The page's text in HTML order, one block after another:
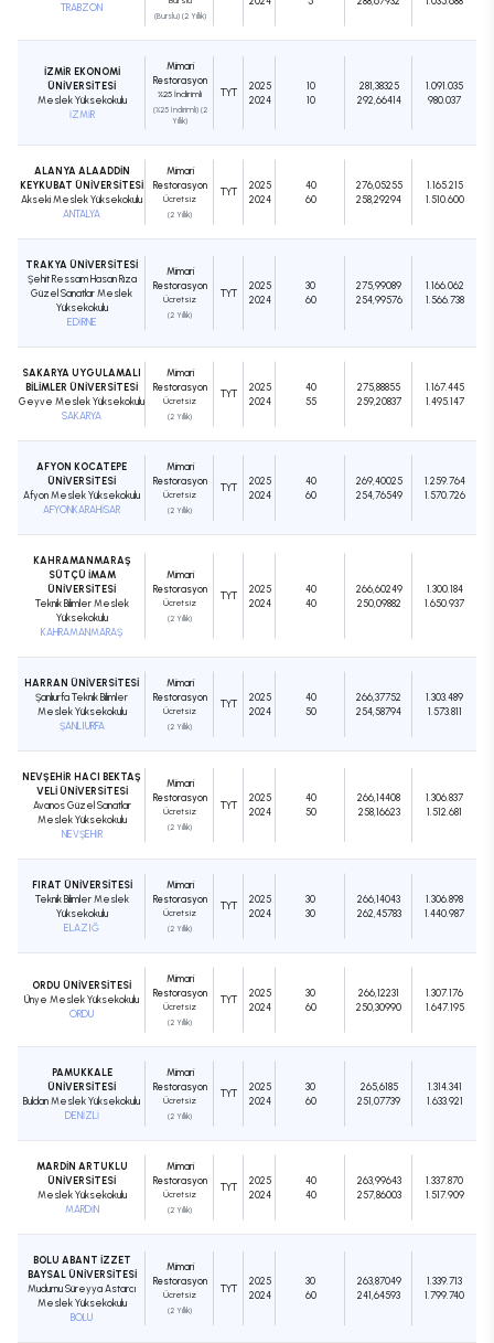
TRABZON
(Burslu) (2 Yıllık)
İZMİR EKONOMİ
ÜNİVERSİTESİ
Meslek Yüksekokulu
İZMİR
Mimari
Restorasyon
%25 İndirimli
(%25 İndirimli) (2
Yıllık)
TYT
2025
2024
10
10
281,38325
292,66414
1.091.035
980.037
ALANYA ALAADDİN
KEYKUBAT ÜNİVERSİTESİ
Akseki Meslek Yüksekokulu
ANTALYA
Mimari
Restorasyon
Ücretsiz
(2 Yıllık)
TYT
2025
2024
40
60
276,05255
258,29294
1.165.215
1.510.600
TRAKYA ÜNİVERSİTESİ
Şehit Ressam Hasan Rıza
Güzel Sanatlar Meslek
Yüksekokulu
EDİRNE
Mimari
Restorasyon
Ücretsiz
(2 Yıllık)
TYT
2025
2024
30
60
275,99089
254,99576
1.166.062
1.566.738
SAKARYA UYGULAMALI
BİLİMLER ÜNİVERSİTESİ
Geyve Meslek Yüksekokulu
SAKARYA
Mimari
Restorasyon
Ücretsiz
(2 Yıllık)
TYT
2025
2024
40
55
275,88855
259,20837
1.167.445
1.495.147
AFYON KOCATEPE
ÜNİVERSİTESİ
Afyon Meslek Yüksekokulu
AFYONKARAHİSAR
Mimari
Restorasyon
Ücretsiz
(2 Yıllık)
TYT
2025
2024
40
60
269,40025
254,76549
1.259.764
1.570.726
KAHRAMANMARAŞ
SÜTÇÜ İMAM
ÜNİVERSİTESİ
Teknik Bilimler Meslek
Yüksekokulu
KAHRAMANMARAŞ
Mimari
Restorasyon
Ücretsiz
(2 Yıllık)
TYT
2025
2024
40
40
266,60249
250,09882
1.300.184
1.650.937
HARRAN ÜNİVERSİTESİ
Şanlıurfa Teknik Bilimler
Meslek Yüksekokulu
ŞANLIURFA
Mimari
Restorasyon
Ücretsiz
(2 Yıllık)
TYT
2025
2024
40
50
266,37752
254,58794
1.303.489
1.573.811
NEVŞEHİR HACI BEKTAŞ
VELİ ÜNİVERSİTESİ
Avanos Güzel Sanatlar
Meslek Yüksekokulu
NEVŞEHİR
Mimari
Restorasyon
Ücretsiz
(2 Yıllık)
TYT
2025
2024
40
50
266,14408
258,16623
1.306.837
1.512.681
FIRAT ÜNİVERSİTESİ
Teknik Bilimler Meslek
Yüksekokulu
ELAZIĞ
Mimari
Restorasyon
Ücretsiz
(2 Yıllık)
TYT
2025
2024
30
30
266,14043
262,45783
1.306.898
1.440.987
ORDU ÜNİVERSİTESİ
Ünye Meslek Yüksekokulu
ORDU
Mimari
Restorasyon
Ücretsiz
(2 Yıllık)
TYT
2025
2024
30
60
266,12231
250,30990
1.307.176
1.647.195
PAMUKKALE
ÜNİVERSİTESİ
Buldan Meslek Yüksekokulu
DENİZLİ
Mimari
Restorasyon
Ücretsiz
(2 Yıllık)
TYT
2025
2024
30
60
265,6185
251,07739
1.314.341
1.633.921
MARDİN ARTUKLU
ÜNİVERSİTESİ
Meslek Yüksekokulu
MARDİN
Mimari
Restorasyon
Ücretsiz
(2 Yıllık)
TYT
2025
2024
40
40
263,99643
257,86003
1.337.870
1.517.909
BOLU ABANT İZZET
BAYSAL ÜNİVERSİTESİ
Mudurnu Süreyya Astarcı
Meslek Yüksekokulu
BOLU
Mimari
Restorasyon
Ücretsiz
(2 Yıllık)
TYT
2025
2024
30
60
263,87049
241,64593
1.339.713
1.799.740